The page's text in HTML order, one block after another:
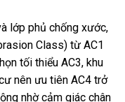
lớp phủ chống xước,
Class) từ AC1
tối thiểu AC3, khu
nên ưu tiên AC4 trở
nhờ cảm giác chân